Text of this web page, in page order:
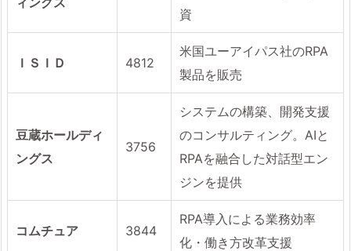
資
ＩＳＩＤ 4812
米国ユーアイパス社のRPA
製品を販売
豆蔵ホールディ
ングス
3756
システムの構築、開発支援
のコンサルティング。AIと
RPAを融合した対話型エン
ジンを提供
コムチュア 3844
RPA導入による業務効率
化・働き方改革支援